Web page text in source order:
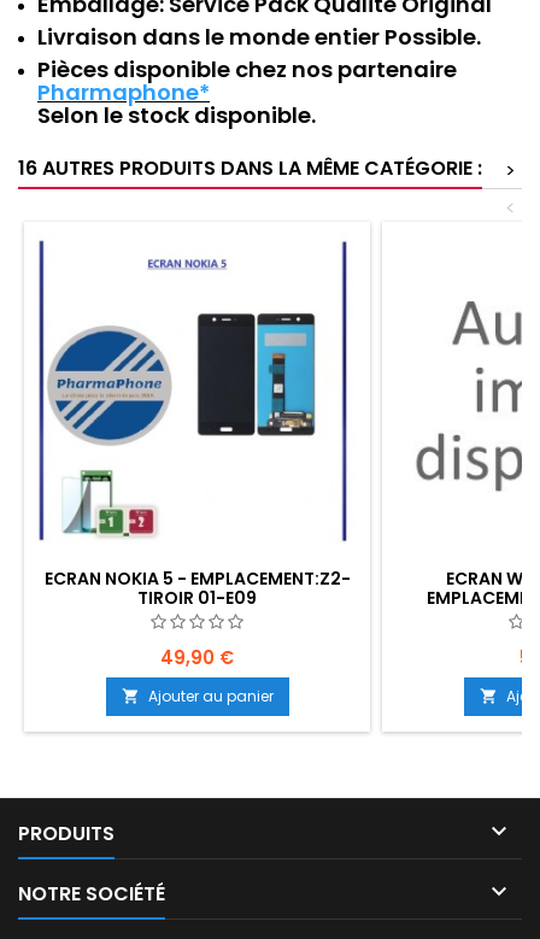
Livraison dans le monde entier Possible.
Pièces disponible chez nos partenaire
Pharmaphone*
Selon le stock disponible.
16 AUTRES PRODUITS DANS LA MÊME CATÉGORIE :
>
<
ECRAN NOKIA 5 - EMPLACEMENT:Z2-
TIROIR 01-E09
49,90 €
 Ajouter au panier
ECRAN

PRODUITS 
NOTRE SOCIÉTÉ 